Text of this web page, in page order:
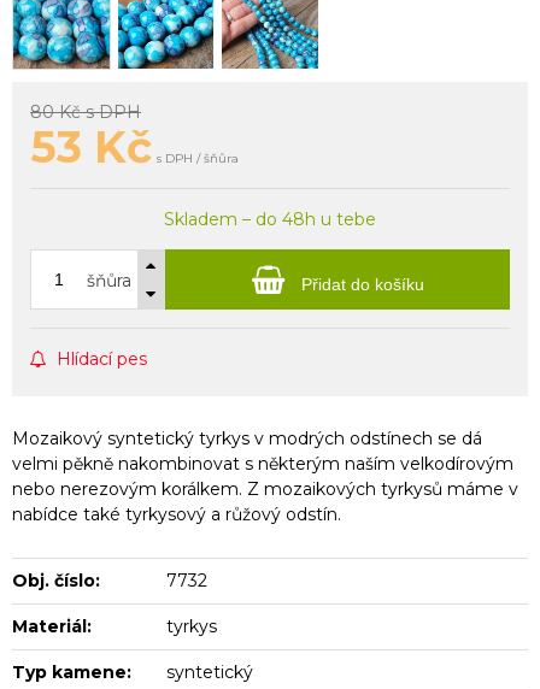
80 Kčs DPH
53 Kč s DPH / šňůra
Skladem – do 48h u tebe
šňůra Přidat do košíku
Hlídací pes
Mozaikový syntetický tyrkys v modrých odstínech se dá
velmi pěkně nakombinovat s některým naším velkodírovým
nebo nerezovým korálkem. Z mozaikových tyrkysů máme v
nabídce také tyrkysový a růžový odstín.
Obj. číslo: 7732
Materiál: tyrkys
Typ kamene: syntetický